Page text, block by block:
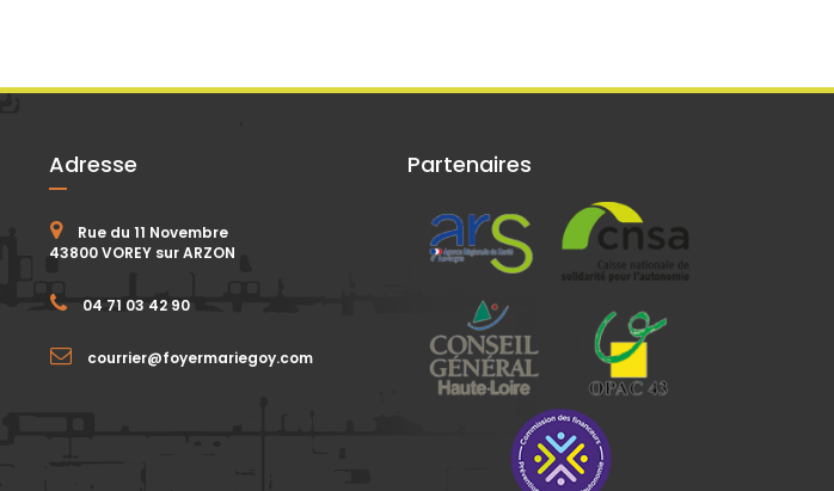
Adresse
Rue du 11 Novembre
43800 VOREY sur ARZON
04 71 03 42 90
courrier@foyermariegoy.com
Partenaires